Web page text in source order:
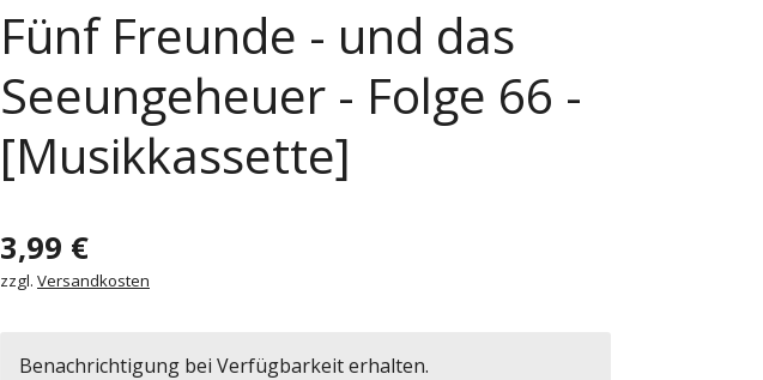
Fünf Freunde - und das
Seeungeheuer - Folge 66 -
[Musikkassette]
3,99 €
zzgl. Versandkosten
Benachrichtigung bei Verfügbarkeit erhalten.